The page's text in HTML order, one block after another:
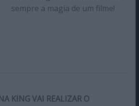
sempre a magia de um filme!
KING VAI REALIZAR O